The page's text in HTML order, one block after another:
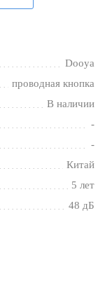
Dooya
проводная кнопка
В наличии
-
-
Китай
5 лет
48 дБ